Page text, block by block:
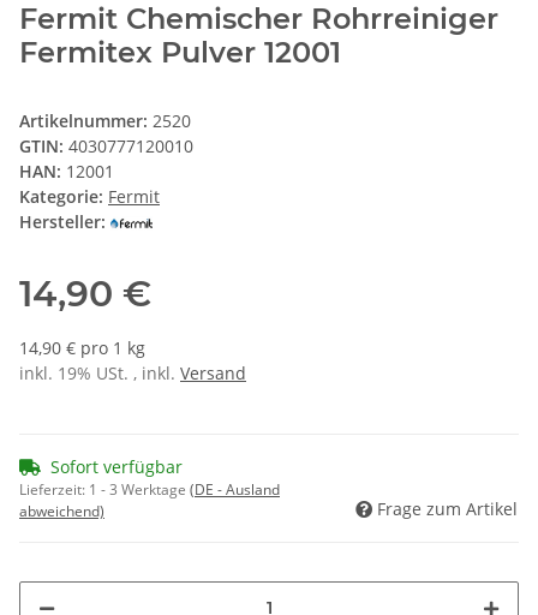
Fermit Chemischer Rohrreiniger
Fermitex Pulver 12001
Artikelnummer: 2520
GTIN: 4030777120010
HAN: 12001
Kategorie: Fermit
Hersteller:
14,90 €
14,90 € pro 1 kg
inkl. 19% USt. , inkl. Versand
Sofort verfügbar
Lieferzeit: 1 - 3 Werktage (DE - Ausland
abweichend)
Frage zum Artikel